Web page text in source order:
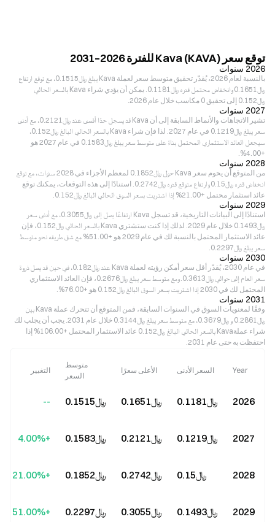
توقع سعر Kava (KAVA) للفترة 2026–2031
2026 سنوات
بالنسبة لعام 2026، يُقدّر تحقيق متوسط سعر لعملة Kava يبلغ ﷼‎0.1515، مع توقع ارتفاع
﷼‎0.1651 وانخفاض محتمل قدره ﷼‎0.1181. يمكن أن يؤدي شراء Kava بالسعر الحالي
﷼‎0.152 إلى تحقيق 0 مكاسب خلال عام 2026.
2027 سنوات
تشير الاتجاهات والأنماط السابقة إلى أن Kava قد يسجل حدًا أقصى عند ﷼‎0.2121، مع أدنى
سعر يبلغ ﷼‎0.1219 في عام 2027. لذا فإن شراء Kava بالسعر الحالي البالغ ﷼‎0.152،
سيجعل العائد الاستثماري المحتمل بناءً على متوسط سعر يبلغ ﷼‎0.1583 في عام 2027 هو
+4.00%.
2028 سنوات
من المتوقع أن يحوم سعر Kava حول ﷼‎0.1852 لمعظم الأجزاء في 2028 سنوات، مع توقع
انخفاض قدره ﷼‎0.15 وارتفاع متوقع قدره ﷼‎0.2742. استنادًا إلى هذه التوقعات، يمكنك توقع
عائد استثمار محتمل +21.00% إذا اشتريت بسعر السوق الحالي البالغ ﷼‎0.152.
2029 سنوات
استنادًا إلى البيانات التاريخية، قد تسجل Kava ارتفاعًا يصل إلى ﷼‎0.3055، مع أدنى سعر
﷼‎0.1493 خلال عام 2029. لذلك إذا كنت ستشتري Kava بالسعر الحالي ﷼‎0.152، فإن
عائد الاستثمار المحتمل بالنسبة لك في عام 2029 هو +51.00% مع شق طريقه نحو متوسط
سعر يبلغ ﷼‎0.2297.
2030 سنوات
في عام 2030، يُقدّر أقل سعر أمكن رؤيته لعملة Kava عند ﷼‎0.182، في حين قد يصل ذروة
سعر العام إلى حوالي ﷼‎0.3613. ومع متوسط سعر يبلغ ﷼‎0.2676، فإن العائد الاستثماري
المحتمل لك في 2030 إذا اشتريت بسعر السوق البالغ ﷼‎0.152 هو +76.00%.
2031 سنوات
وفقًا لمعنويات السوق في السنوات السابقة، فمن المتوقع أن تتحرك عملة Kava بين
﷼‎0.2861 و ﷼‎0.3679، مع متوسط سعر يبلغ ﷼‎0.3144 خلال عام 2031. يجب أن يجلب لك
شراء عملةKava بالسعر الحالي البالغ ﷼‎0.152 عائد الاستثمار المحتمل +106.00% إذا
احتفظت به حتى عام 2031.
Year السعر الأدنى الأعلى سعرًا
متوسط
السعر
التغيير
2026 ﷼‎0.1181 ﷼‎0.1651 ﷼‎0.1515 --
2027 ﷼‎0.1219 ﷼‎0.2121 ﷼‎0.1583 +4.00%
2028 ﷼‎0.15 ﷼‎0.2742 ﷼‎0.1852 +21.00%
2029 ﷼‎0.1493 ﷼‎0.3055 ﷼‎0.2297 +51.00%